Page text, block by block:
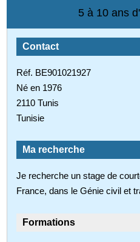
5 à 10 ans
Contact
Réf. BE901021927
Né en 1976
2110 Tunis
Tunisie
Ma recherche
Je recherche un stage de
France, dans le Génie civil et
Formations